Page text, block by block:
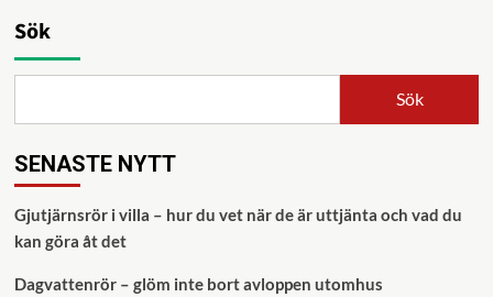
Sök
Sök
SENASTE NYTT
Gjutjärnsrör i villa – hur du vet när de är uttjänta och vad du
kan göra åt det
Dagvattenrör – glöm inte bort avloppen utomhus